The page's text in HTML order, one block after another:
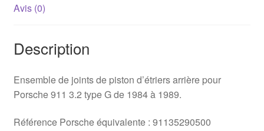
Avis (0)
Description
Ensemble de joints de piston d’étriers arrière pour
Porsche 911 3.2 type G de 1984 à 1989.
Référence Porsche équivalente : 91135290500